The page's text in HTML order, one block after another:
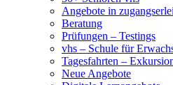
Angebote in
Beratung
Prüfungen – Testings
vhs – Schule für
Tagesfahrten –
Neue Angebote